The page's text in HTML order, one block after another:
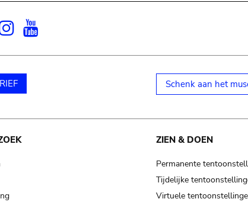
Instagram
Schenk aan het
ZIEN & DOEN
Permanente
Tijdelijke
Virtuele